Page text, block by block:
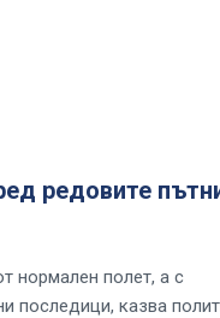
редовите
нормален полет, а с
последици, казва